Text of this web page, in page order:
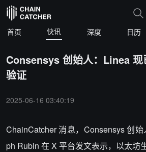
首页 快讯 深度 日历
Consensys 创始人：Linea 现
验证
2025-06-16 03:40:19
ChainCatcher 消息，Consensys 创
ph Rubin 在 X 平台发文表示，以太坊